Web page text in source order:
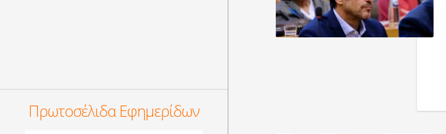
Πρωτοσέλιδα Εφημερίδων